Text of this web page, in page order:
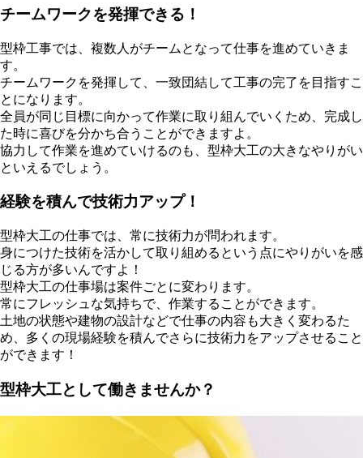
チームワークを発揮できる！
型枠工事では、複数人がチームとなって仕事を進めていきま
す。
チームワークを発揮して、一致団結して工事の完了を目指すこ
とになります。
全員が同じ目標に向かって作業に取り組んでいくため、完成し
た時に喜びを分かち合うことができますよ。
協力して作業を進めていけるのも、型枠大工の大きなやりがい
といえるでしょう。
経験を積んで技術力アップ！
型枠大工の仕事では、常に技術力が問われます。
身につけた技術を活かして取り組めるという点にやりがいを感
じる方が多いんですよ！
型枠大工の仕事場は案件ごとに変わります。
常にフレッシュな気持ちで、作業することができます。
土地の状態や建物の設計などで仕事の内容も大きく変わるた
め、多くの現場経験を積んでさらに技術力をアップさせること
ができます！
型枠大工として働きませんか？